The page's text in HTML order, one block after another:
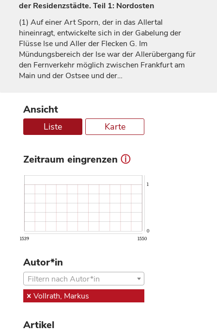
der Residenzstädte. Teil 1: Nordosten
(1) Auf einer Art Sporn, der in das Allertal
hineinragt, entwickelte sich in der Gabelung der
Flüsse Ise und Aller der Flecken G. Im
Mündungsbereich der Ise war der Allerübergang für
den Fernverkehr möglich zwischen Frankfurt am
Main und der Ostsee und der…
Ansicht
Liste Karte
Zeitraum eingrenzen ⓘ
1539 1550
0
1
Autor*in
Filtern nach Autor*in
Vollrath, Markus
Artikel